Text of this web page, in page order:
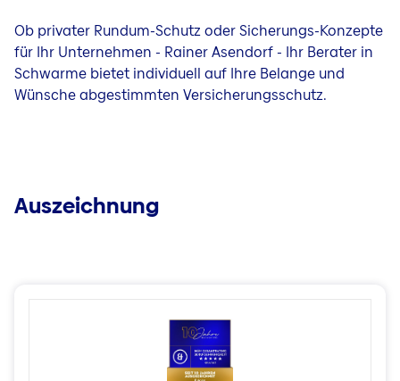
Ob privater Rundum-Schutz oder Sicherungs-Konzepte
für Ihr Unternehmen - Rainer Asendorf - Ihr Berater in
Schwarme bietet individuell auf Ihre Belange und
Wünsche abgestimmten Versicherungsschutz.
Auszeichnung